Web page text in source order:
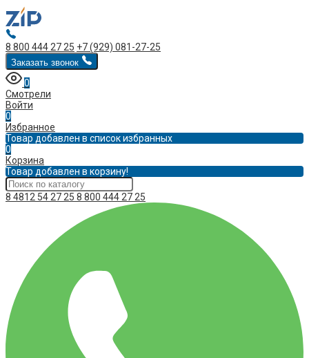
8 800 444 27 25 +7 (929) 081-27-25
Заказать звонок
0
Смотрели
Войти
0
Избранное
Товар добавлен в список избранных
0
Корзина
Товар добавлен в корзину!
8 4812 54 27 25 8 800 444 27 25